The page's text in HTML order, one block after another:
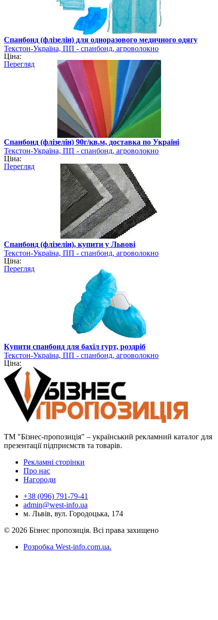
Спанбонд (флізелін) для одноразового медичного одягу
Текстон-Україна, ПП - спанбонд, агроволокно
Ціна:
Перегляд
Спанбонд (флізелін) 90г/кв.м, доставка по Україні
Текстон-Україна, ПП - спанбонд, агроволокно
Ціна:
Перегляд
Спанбонд (флізелін), купити у Львові
Текстон-Україна, ПП - спанбонд, агроволокно
Ціна:
Перегляд
Купити спанбонд для бахіл гурт, роздріб
Текстон-Україна, ПП - спанбонд, агроволокно
Ціна:
ТМ "Бізнес-пропозиція" – український рекламний каталог для
презентації підприємств та товарів.
Рекламні сторінки
Про нас
Нагороди
+38 (096) 791-79-41
admin@west-info.ua
м. Львів, вул. Городоцька, 174
© 2026 Бізнес пропозиція. Всі права захищено
Розробка West-info.com.ua.